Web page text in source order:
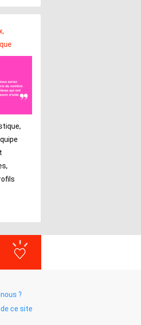
?
ce site